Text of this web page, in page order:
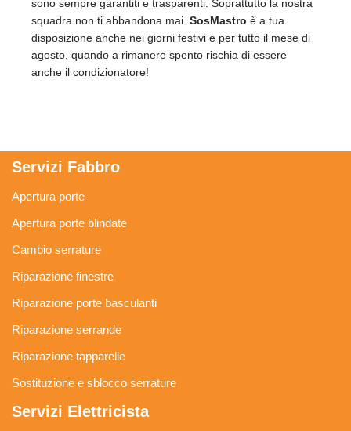
sono sempre garantiti e trasparenti. Soprattutto la nostra
squadra non ti abbandona mai. SosMastro è a tua
disposizione anche nei giorni festivi e per tutto il mese di
agosto, quando a rimanere spento rischia di essere
anche il condizionatore!
Servizi Fabbro
Apertura porte
Apertura porte blindate
Cambio serrature
Riparazione finestre
Riparazione porte basculanti
Riparazione serrande
Riparazione tapparelle
Sostituzione e sblocco serrature
Servizi Elettricista